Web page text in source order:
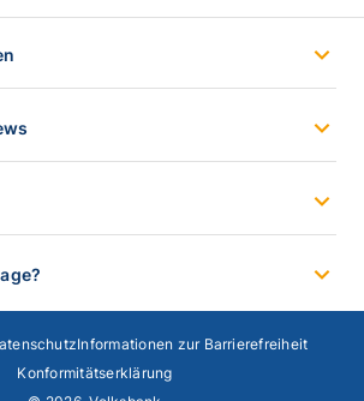
Informationen zur Barrierefreiheit
Konformitätserklärung